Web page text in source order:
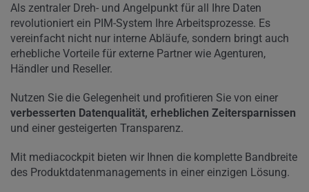
Als zentraler Dreh- und Angelpunkt für all Ihre Daten
revolutioniert ein PIM-System Ihre Arbeitsprozesse. Es
vereinfacht nicht nur interne Abläufe, sondern bringt auch
erhebliche Vorteile für externe Partner wie Agenturen,
Händler und Reseller.
Nutzen Sie die Gelegenheit und profitieren Sie von einer
verbesserten Datenqualität, erheblichen Zeitersparnissen
und einer gesteigerten Transparenz.
Mit mediacockpit bieten wir Ihnen die komplette Bandbreite
des Produktdatenmanagements in einer einzigen Lösung.